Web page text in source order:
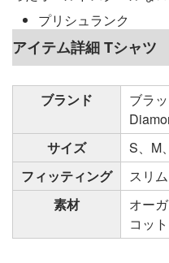
プリシュランク
アイテム詳細 Tシャツ
ブランド
ブラ
サイズ
S、M
フィッティング
スリム
素材
オー
コッ